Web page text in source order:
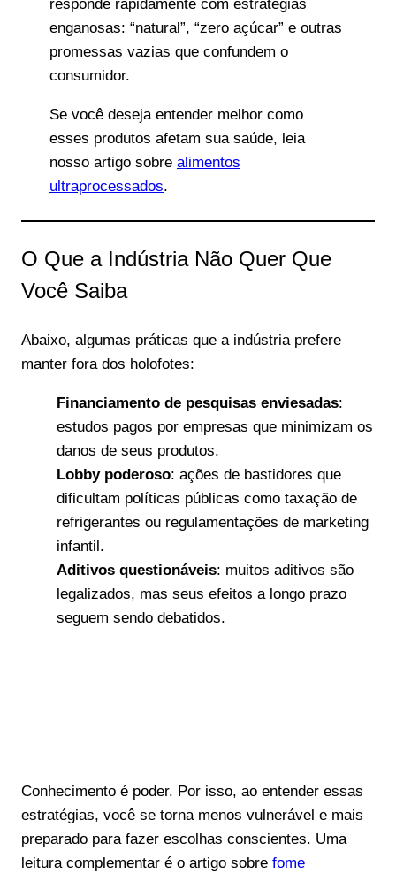
responde rapidamente com estratégias
enganosas: “natural”, “zero açúcar” e outras
promessas vazias que confundem o
consumidor.
Se você deseja entender melhor como
esses produtos afetam sua saúde, leia
nosso artigo sobre alimentos
ultraprocessados.
O Que a Indústria Não Quer Que
Você Saiba
Abaixo, algumas práticas que a indústria prefere
manter fora dos holofotes:
Financiamento de pesquisas enviesadas:
estudos pagos por empresas que minimizam os
danos de seus produtos.
Lobby poderoso: ações de bastidores que
dificultam políticas públicas como taxação de
refrigerantes ou regulamentações de marketing
infantil.
Aditivos questionáveis: muitos aditivos são
legalizados, mas seus efeitos a longo prazo
seguem sendo debatidos.
Conhecimento é poder. Por isso, ao entender essas
estratégias, você se torna menos vulnerável e mais
preparado para fazer escolhas conscientes. Uma
leitura complementar é o artigo sobre fome